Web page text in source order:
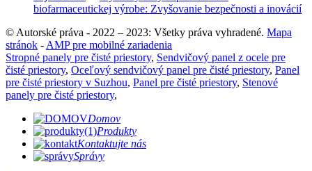
biofarmaceutickej výrobe: Zvyšovanie bezpečnosti a inovácií
© Autorské práva - 2022 – 2023: Všetky práva vyhradené. Mapa
stránok - AMP pre mobilné zariadenia
Stropné panely pre čisté priestory, Sendvičový panel z ocele pre
čisté priestory, Oceľový sendvičový panel pre čisté priestory, Panel
pre čisté priestory v Suzhou, Panel pre čisté priestory, Stenové
panely pre čisté priestory,
Domov
Produkty
Kontaktujte nás
Správy